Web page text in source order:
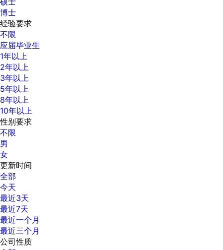
博士
经验要求
不限
应届毕业生
1年以上
2年以上
3年以上
5年以上
8年以上
10年以上
性别要求
不限
男
女
更新时间
全部
今天
最近3天
最近7天
最近一个月
最近三个月
公司性质